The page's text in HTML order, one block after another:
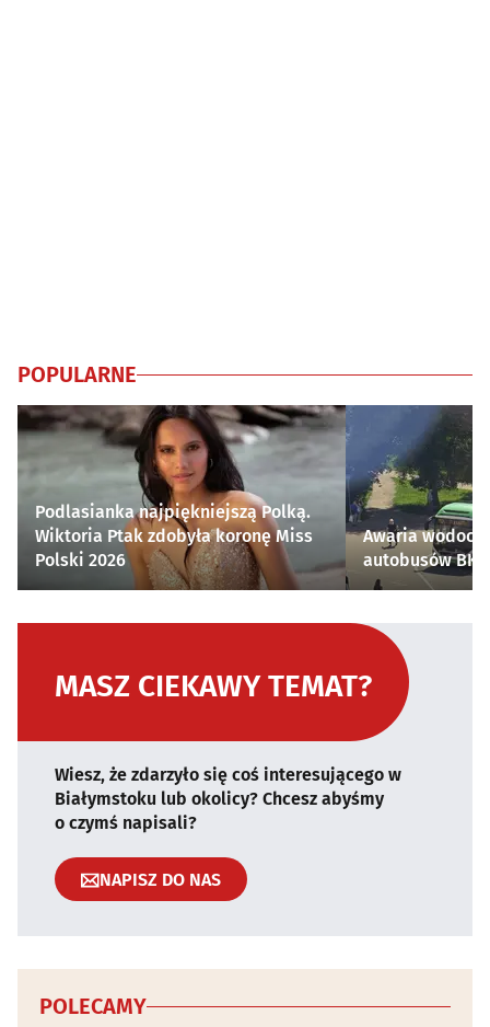
POPULARNE
Podlasianka najpiękniejszą Polką.
Wiktoria Ptak zdobyła koronę Miss
Polski 2026
Awaria
autobusów
MASZ CIEKAWY TEMAT?
Wiesz, że zdarzyło się coś interesującego w
Białymstoku lub okolicy? Chcesz abyśmy
o czymś napisali?
NAPISZ DO NAS
POLECAMY